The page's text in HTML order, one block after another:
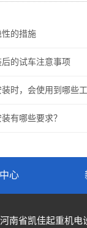
的措施
的试车注意事项
时，会使用到哪些工
有哪些要求？
心
南省凯佳起重机